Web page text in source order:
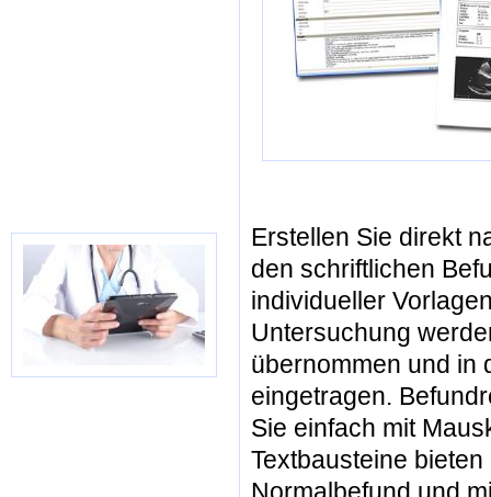
Erstellen Sie direkt
den schriftlichen
individueller
Untersuchung
übernommen und in
eingetragen.
Sie einfach mit
Textbausteine